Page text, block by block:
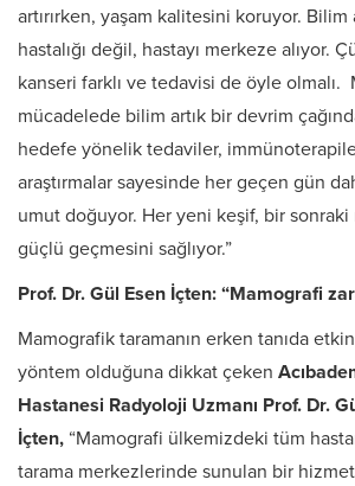
artırırken, yaşam kalitesini koruyor. Bilim
hastalığı değil, hastayı merkeze alıyor.
kanseri farklı ve tedavisi de öyle olmalı.
mücadelede bilim artık bir devrim
hedefe yönelik tedaviler,
araştırmalar sayesinde her geçen gün
umut doğuyor. Her yeni keşif, bir
güçlü geçmesini sağlıyor.”
Prof. Dr. Gül Esen İçten: “Mamografi
Mamografik taramanın erken tanıda
yöntem olduğuna dikkat çeken
Hastanesi Radyoloji Uzmanı Prof. Dr.
İçten, “Mamografi ülkemizdeki tüm
tarama merkezlerinde sunulan bir